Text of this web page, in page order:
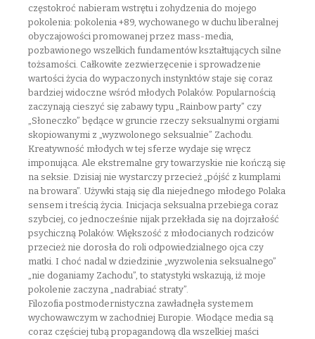
częstokroć nabieram wstrętu i zohydzenia do mojego
pokolenia: pokolenia +89, wychowanego w duchu liberalnej
obyczajowości promowanej przez mass-media,
pozbawionego wszelkich fundamentów kształtujących silne
tożsamości. Całkowite zezwierzęcenie i sprowadzenie
wartości życia do wypaczonych instynktów staje się coraz
bardziej widoczne wśród młodych Polaków. Popularnością
zaczynają cieszyć się zabawy typu „Rainbow party” czy
„Słoneczko” będące w gruncie rzeczy seksualnymi orgiami
skopiowanymi z „wyzwolonego seksualnie” Zachodu.
Kreatywność młodych w tej sferze wydaje się wręcz
imponująca. Ale ekstremalne gry towarzyskie nie kończą się
na seksie. Dzisiaj nie wystarczy przecież „pójść z kumplami
na browara”. Używki stają się dla niejednego młodego Polaka
sensem i treścią życia. Inicjacja seksualna przebiega coraz
szybciej, co jednocześnie nijak przekłada się na dojrzałość
psychiczną Polaków. Większość z młodocianych rodziców
przecież nie dorosła do roli odpowiedzialnego ojca czy
matki. I choć nadal w dziedzinie „wyzwolenia seksualnego”
„nie doganiamy Zachodu”, to statystyki wskazują, iż moje
pokolenie zaczyna „nadrabiać straty”.
Filozofia postmodernistyczna zawładnęła systemem
wychowawczym w zachodniej Europie. Wiodące media są
coraz częściej tubą propagandową dla wszelkiej maści